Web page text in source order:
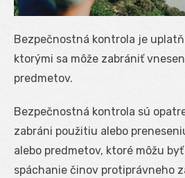
Bezpečnostná kontrola je
ktorými sa môže zabrániť
predmetov.
Bezpečnostná kontrola sú
zabráni použitiu alebo
alebo predmetov, ktoré môžu
spáchanie činov protiprávneho